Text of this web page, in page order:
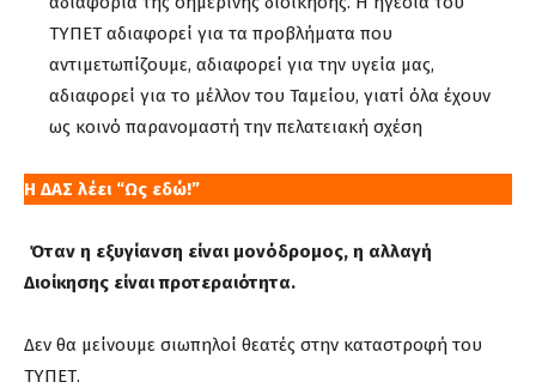
ΤΥΠΕΤ αδιαφορεί για τα προβλήματα που
αντιμετωπίζουμε, αδιαφορεί για την υγεία μας,
αδιαφορεί για το μέλλον του Ταμείου, γιατί όλα έχουν
ως κοινό παρανομαστή την πελατειακή σχέση
Η ΔΑΣ λέει “Ως εδώ!”
Όταν η εξυγίανση είναι μονόδρομος, η αλλαγή
Διοίκησης είναι προτεραιότητα.
Δεν θα μείνουμε σιωπηλοί θεατές στην καταστροφή του
ΤΥΠΕΤ.